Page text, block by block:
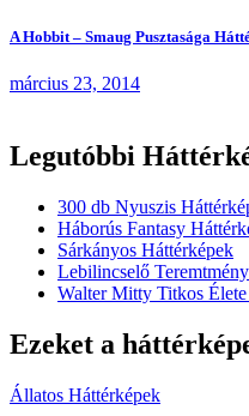
A Hobbit – Smaug Pusztasága
március 23, 2014
Legutóbbi
300 db Nyuszis
Háborús Fantasy
Sárkányos Háttérképek
Lebilincselő
Walter Mitty Titkos
Ezeket a
Állatos Háttérképek